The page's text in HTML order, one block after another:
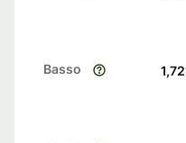
Basso